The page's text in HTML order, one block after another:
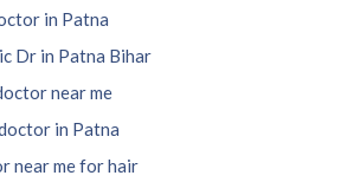
in Patna
Dr in Patna Bihar
near me
in Patna
near me for hair